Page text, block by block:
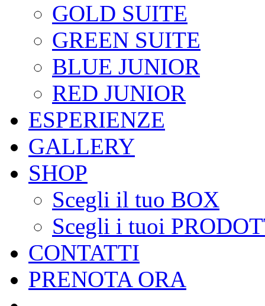
GOLD SUITE
GREEN SUITE
BLUE JUNIOR
RED JUNIOR
ESPERIENZE
GALLERY
SHOP
Scegli il tuo BOX
Scegli i tuoi
CONTATTI
PRENOTA ORA